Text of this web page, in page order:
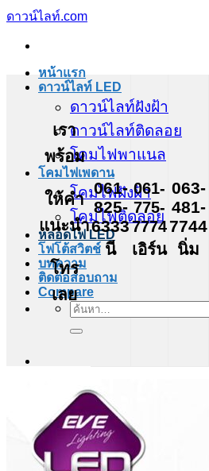
ข้าม
เนื้อหา
ดาวน์ไลท์.com
หน้าแรก
ดาวน์ไลท์ LED
ดาวน์ไลท์ฝังฝ้า
ดาวน์ไลท์ติดลอย
โคมไฟพาแนล
โคมไฟเพดาน
โคมไฟฝังฝ้า
โคมไฟติดลอย
หลอดไฟ LED
โฟโต้สวิตช์
บทความ
ติดต่อสอบถาม
Compare
ค้นหา:
เรา
พร้อม
ให้คำ
แนะนำ
โทร
เลย
061-
825-
6333
นี
061-
775-
7774
เอิร์น
063-
481-
7744
นิ่ม